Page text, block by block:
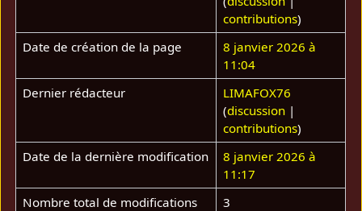
contributions)
Date de création de la page
8 janvier 2026 à
11:04
Dernier rédacteur
LIMAFOX76
(discussion|
contributions)
Date de la dernière modification
8 janvier 2026 à
11:17
Nombre total de modifications
3